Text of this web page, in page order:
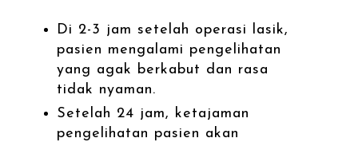
Di 2-3 jam setelah operasi lasik,
pasien mengalami pengelihatan
yang agak berkabut dan rasa
tidak nyaman.
Setelah 24 jam, ketajaman
pengelihatan pasien akan